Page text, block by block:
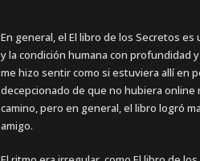
En general, el El libro de los Secretos
y la condición humana con profundidad
me hizo sentir como si estuviera allí en
decepcionado de que no hubiera
camino, pero en general, el libro logró
amigo.